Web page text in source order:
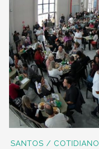
SANTOS / COTIDIANO